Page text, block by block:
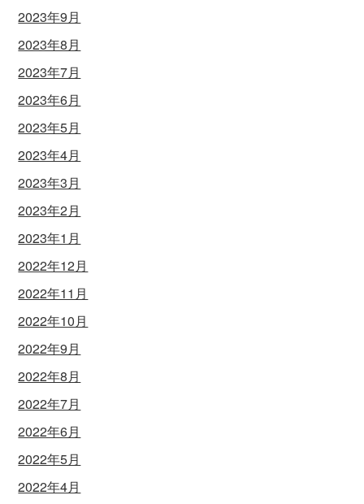
2023年9月
2023年8月
2023年7月
2023年6月
2023年5月
2023年4月
2023年3月
2023年2月
2023年1月
2022年12月
2022年11月
2022年10月
2022年9月
2022年8月
2022年7月
2022年6月
2022年5月
2022年4月